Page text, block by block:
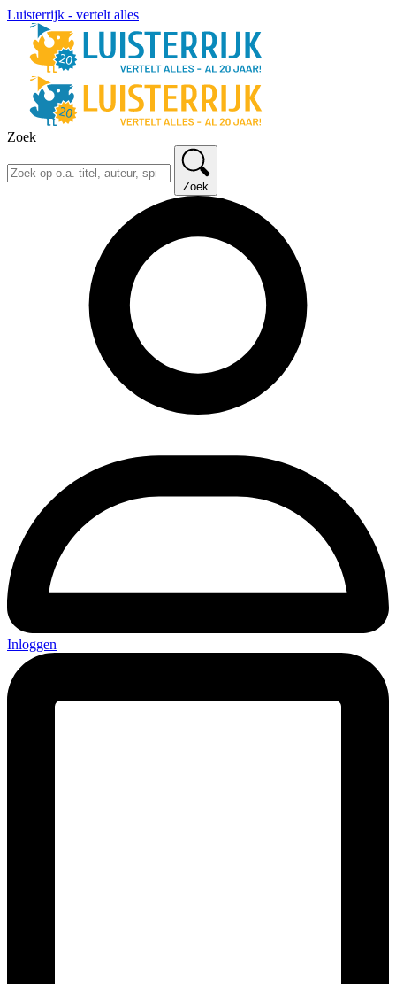
Luisterrijk - vertelt alles
Zoek
Zoek
Inloggen